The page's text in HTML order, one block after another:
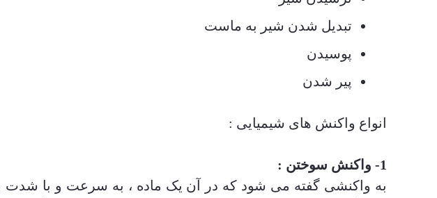
تبدیل شدن شیر به ماست
پوسیدن
پیر شدن
انواع واکنش های شیمیایی :
1- واکنش سوختن :
به واکنشی گفته می شود که در آن یک ماده ، به سرعت و با شدت